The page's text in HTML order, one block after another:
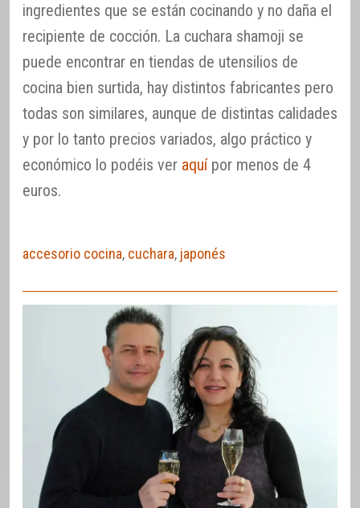
ingredientes que se están cocinando y no daña el
recipiente de cocción. La cuchara shamoji se
puede encontrar en tiendas de utensilios de
cocina bien surtida, hay distintos fabricantes pero
todas son similares, aunque de distintas calidades
y por lo tanto precios variados, algo práctico y
económico lo podéis ver aquípor menos de 4
euros.
accesorio cocina, cuchara, japonés